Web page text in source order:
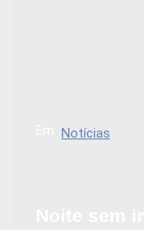
Notícias